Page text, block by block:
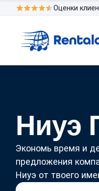
Оценки
Ниуэ
Экономь время и
предложения
Ниуэ от твоего